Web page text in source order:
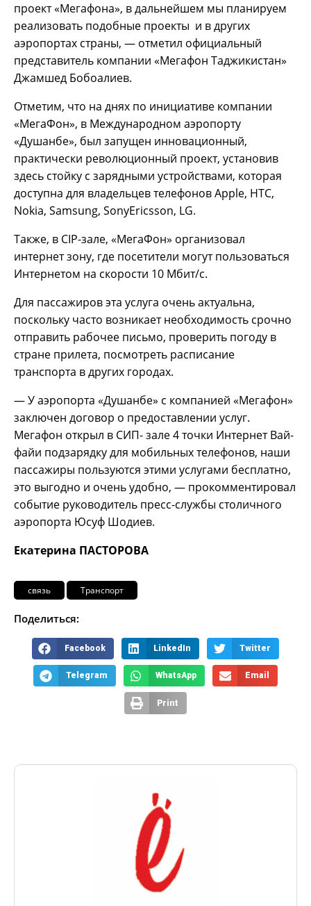
проект «Мегафона», в дальнейшем мы планируем
реализовать подобные проекты и в других
аэропортах страны, — отметил официальный
представитель компании «Мегафон Таджикистан»
Джамшед Бобоалиев.
Отметим, что на днях по инициативе компании
«МегаФон», в Международном аэропорту
«Душанбе», был запущен инновационный,
практически революционный проект, установив
здесь стойку с зарядными устройствами, которая
доступна для владельцев телефонов Apple, HTC,
Nokia, Samsung, SonyEricsson, LG.
Также, в CIP-зале, «МегаФон» организовал
интернет зону, где посетители могут пользоваться
Интернетом на скорости 10 Мбит/с.
Для пассажиров эта услуга очень актуальна,
поскольку часто возникает необходимость срочно
отправить рабочее письмо, проверить погоду в
стране прилета, посмотреть расписание
транспорта в других городах.
— У аэропорта «Душанбе» с компанией «Мегафон»
заключен договор о предоставлении услуг.
Мегафон открыл в СИП- зале 4 точки Интернет Вай-
файи подзарядку для мобильных телефонов, наши
пассажиры пользуются этими услугами бесплатно,
это выгодно и очень удобно, — прокомментировал
событие руководитель пресс-службы столичного
аэропорта Юсуф Шодиев.
Екатерина ПАСТОРОВА
связь Транспорт
Поделиться:
Facebook LinkedIn Twitter
Telegram WhatsApp Email
Print